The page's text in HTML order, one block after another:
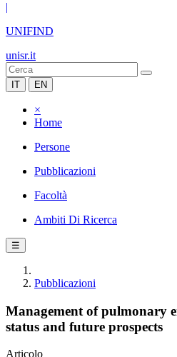
|
UNIFIND
unisr.it
IT EN
×
Home
Persone
Pubblicazioni
Facoltà
Ambiti Di Ricerca
☰
Pubblicazioni
Management of pulmonary
status and future prospects
Articolo